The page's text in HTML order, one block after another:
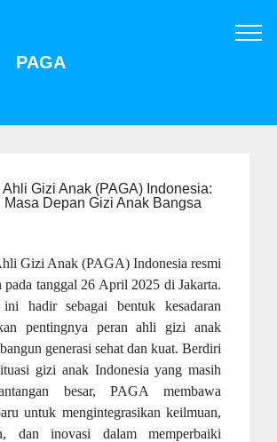
PAGA
Ahli Gizi Anak (PAGA) Indonesia:
Masa Depan Gizi Anak Bangsa
Gizi Anak (PAGA) Indonesia resmi
pada tanggal 26 April 2025 di Jakarta.
ini hadir sebagai bentuk kesadaran
pentingnya peran ahli gizi anak
generasi sehat dan kuat. Berdiri
gizi anak Indonesia yang masih
besar, PAGA membawa
untuk mengintegrasikan keilmuan,
dan inovasi dalam memperbaiki